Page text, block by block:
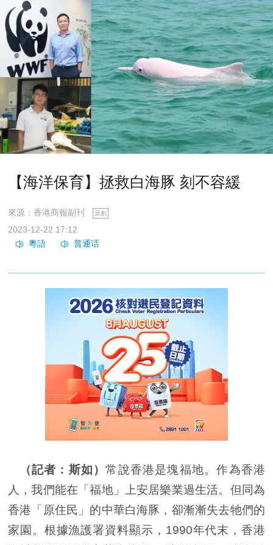
【海洋保育】拯救白海豚 刻不容緩
來源：香港商報副刊 原創
2023-12-22 17:12
（記者：斯如）常說香港是塊福地。作為香港
人，我們能在「福地」上安居樂業過生活。但同為
香港「原住民」的中華白海豚，卻漸漸失去牠們的
家園。根據漁護署資料顯示，1990年代末，香港